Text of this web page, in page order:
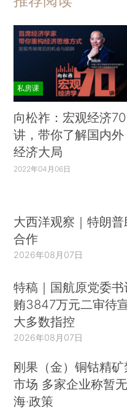
私房课
向松祚：宏观经济70
讲，带你了解国内外
经济大局
2022年04月06日
大西洋观察｜特朗
合作
2026年08月07日
特稿｜国航原党委
贿3847万元二审待
大多数指控
2026年08月07日
刚果（金）铜钴精
市场 多家企业称暂
海·政策